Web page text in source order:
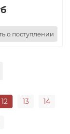
о поступлении
12 13 14